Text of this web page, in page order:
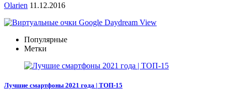
Olarien 11.12.2016
Популярные
Метки
Лучшие смартфоны 2021 года | ТОП-15